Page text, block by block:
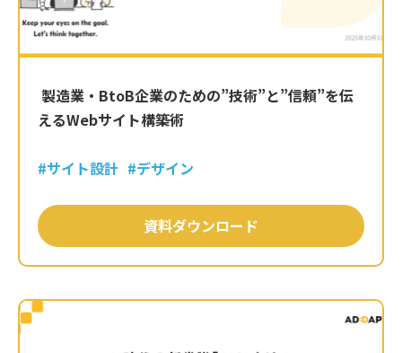
製造業・BtoB企業のための”技術”と”信頼”を伝
えるWebサイト構築術
#サイト設計 #デザイン
資料ダウンロード